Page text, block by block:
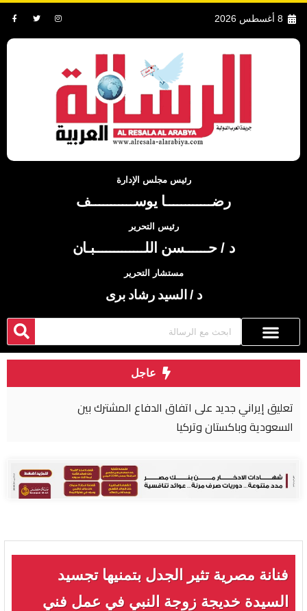
8 أغسطس 2026
رئيس مجلس الإدارة
رضــــــــــــا يوســـــــــــف
رئيس التحرير
د / حــــــسن اللـــــــــــــبـان
مستشار التحرير
د / السيد رشاد برى
عاجل
تعليق إيراني جديد على اتفاق الدفاع المشترك بين
السعودية وباكستان وتركيا
فنانة مصرية تثير الجدل بتمنيها تجسيد
السيدة خديجة زوجة النبي في عمل فني